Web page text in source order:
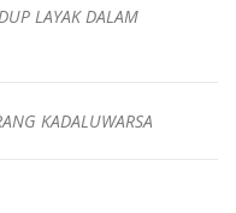
LAYAK DALAM
KADALUWARSA